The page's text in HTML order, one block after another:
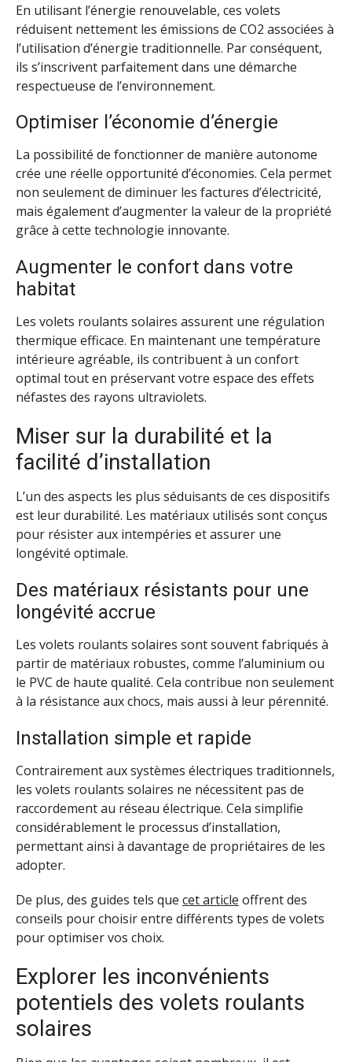
En utilisant l’énergie renouvelable, ces volets
réduisent nettement les émissions de CO2 associées à
l’utilisation d’énergie traditionnelle. Par conséquent,
ils s’inscrivent parfaitement dans une démarche
respectueuse de l’environnement.
Optimiser l’économie d’énergie
La possibilité de fonctionner de manière autonome
crée une réelle opportunité d’économies. Cela permet
non seulement de diminuer les factures d’électricité,
mais également d’augmenter la valeur de la propriété
grâce à cette technologie innovante.
Augmenter le confort dans votre
habitat
Les volets roulants solaires assurent une régulation
thermique efficace. En maintenant une température
intérieure agréable, ils contribuent à un confort
optimal tout en préservant votre espace des effets
néfastes des rayons ultraviolets.
Miser sur la durabilité et la
facilité d’installation
L’un des aspects les plus séduisants de ces dispositifs
est leur durabilité. Les matériaux utilisés sont conçus
pour résister aux intempéries et assurer une
longévité optimale.
Des matériaux résistants pour une
longévité accrue
Les volets roulants solaires sont souvent fabriqués à
partir de matériaux robustes, comme l’aluminium ou
le PVC de haute qualité. Cela contribue non seulement
à la résistance aux chocs, mais aussi à leur pérennité.
Installation simple et rapide
Contrairement aux systèmes électriques traditionnels,
les volets roulants solaires ne nécessitent pas de
raccordement au réseau électrique. Cela simplifie
considérablement le processus d’installation,
permettant ainsi à davantage de propriétaires de les
adopter.
De plus, des guides tels que cet article offrent des
conseils pour choisir entre différents types de volets
pour optimiser vos choix.
Explorer les inconvénients
potentiels des volets roulants
solaires